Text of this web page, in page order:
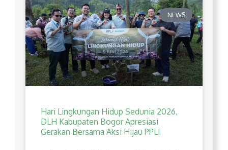
NEWS
Hari Lingkungan Hidup Sedunia 2026,
DLH Kabupaten Bogor Apresiasi
Gerakan Bersama Aksi Hijau PPLI